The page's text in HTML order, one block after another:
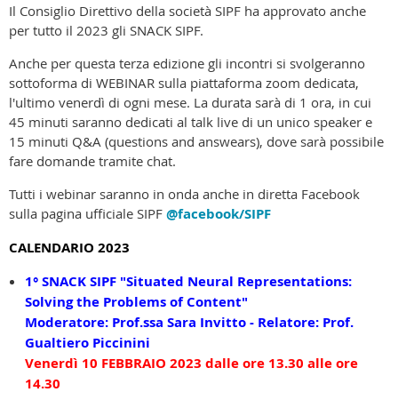
Il Consiglio Direttivo della società SIPF ha approvato anche
per tutto il 2023 gli SNACK SIPF.
Anche per questa terza edizione gli incontri si svolgeranno
sottoforma di WEBINAR sulla piattaforma zoom dedicata,
l'ultimo venerdì di ogni mese. La durata sarà di 1 ora, in cui
45 minuti saranno dedicati al talk live di un unico speaker e
15 minuti Q&A (questions and answears), dove sarà possibile
fare domande tramite chat.
Tutti i webinar saranno in onda anche in diretta Facebook
sulla pagina ufficiale SIPF @facebook/SIPF
CALENDARIO 2023
1° SNACK SIPF "Situated Neural Representations:
Solving the Problems of Content"
Moderatore: Prof.ssa Sara Invitto - Relatore: Prof.
Gualtiero Piccinini
Venerdì 10 FEBBRAIO 2023 dalle ore 13.30 alle ore
14.30